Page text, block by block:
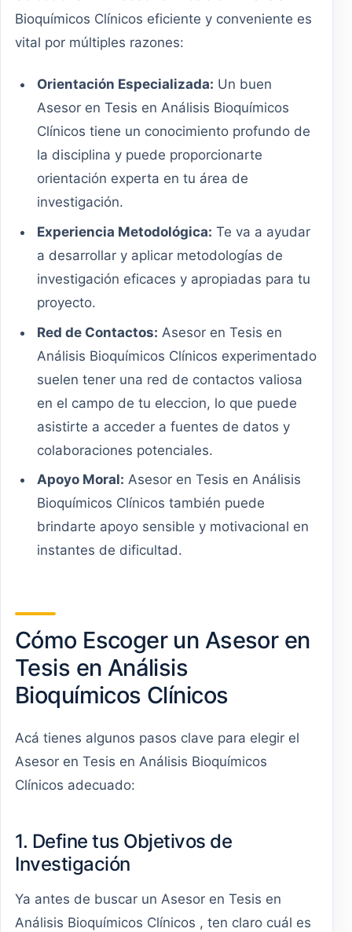
Bioquímicos Clínicos eficiente y conveniente es
vital por múltiples razones:
Orientación Especializada: Un buen
Asesor en Tesis en Análisis Bioquímicos
Clínicos tiene un conocimiento profundo de
la disciplina y puede proporcionarte
orientación experta en tu área de
investigación.
Experiencia Metodológica: Te va a ayudar
a desarrollar y aplicar metodologías de
investigación eficaces y apropiadas para tu
proyecto.
Red de Contactos: Asesor en Tesis en
Análisis Bioquímicos Clínicos experimentado
suelen tener una red de contactos valiosa
en el campo de tu eleccion, lo que puede
asistirte a acceder a fuentes de datos y
colaboraciones potenciales.
Apoyo Moral: Asesor en Tesis en Análisis
Bioquímicos Clínicos también puede
brindarte apoyo sensible y motivacional en
instantes de dificultad.
Cómo Escoger un Asesor en
Tesis en Análisis
Bioquímicos Clínicos
Acá tienes algunos pasos clave para elegir el
Asesor en Tesis en Análisis Bioquímicos
Clínicos adecuado:
1. Define tus Objetivos de
Investigación
Ya antes de buscar un Asesor en Tesis en
Análisis Bioquímicos Clínicos , ten claro cuál es